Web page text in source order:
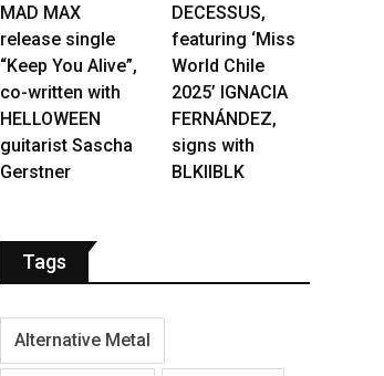
MAD MAX
release single
“Keep You Alive”,
co-written with
HELLOWEEN
guitarist Sascha
Gerstner
DECESSUS,
featuring ‘Miss
World Chile
2025’ IGNACIA
FERNÁNDEZ,
signs with
BLKIIBLK
Tags
Alternative Metal